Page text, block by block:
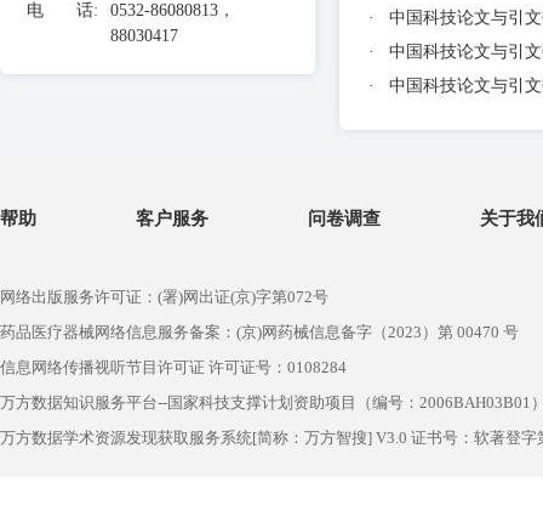
电 话:
0532-86080813，
88030417
·
中国科技论文与引
·
中国科技论文与引
·
中国科技论文与引
帮助 客户服务 问卷调查 关于我
网络出版服务许可证：(署)网出证(京)字第072号
药品医疗器械网络信息服务备案：(京)网药械信息备字（2023）第 00470 号
信息网络传播视听节目许可证 许可证号：0108284
万方数据知识服务平台--国家科技支撑计划资助项目（编号：2006BAH03B01
万方数据学术资源发现获取服务系统[简称：万方智搜] V3.0 证书号：软著登字